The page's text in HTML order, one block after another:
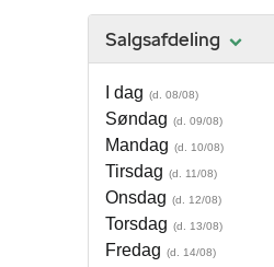
Salgsafdeling
I dag
Søndag
Mandag
Tirsdag
Onsdag
Torsdag
Fredag